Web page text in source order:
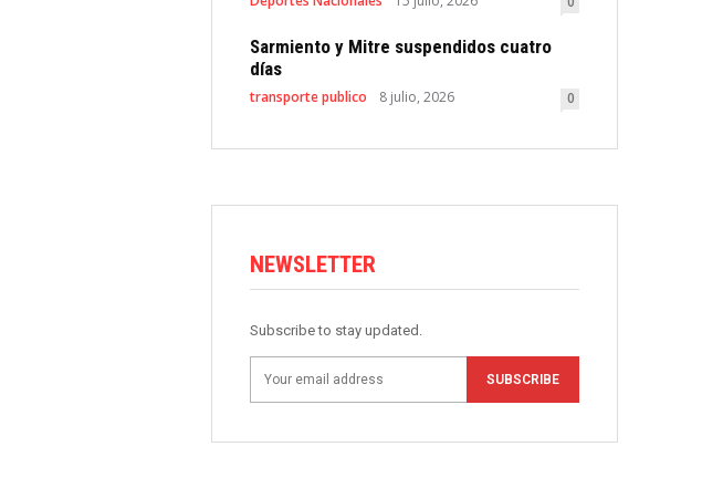
Sarmiento y Mitre suspendidos cuatro
días
transporte publico 8 julio, 2026 0
NEWSLETTER
Subscribe to stay updated.
SUBSCRIBE